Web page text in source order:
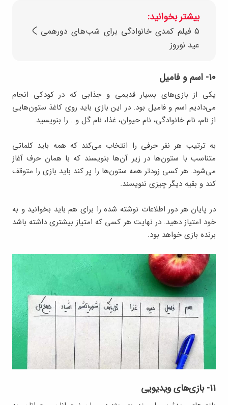
بیشتر بخوانید:
5 فیلم کمدی خانوادگی برای شب‌های دورهمی
عید نوروز
۱۰- اسم و فامیل
یکی از بازی‌های بسیار قدیمی و جذابی که در کودکی انجام
می‌دادیم اسم و فامیل بود. در این بازی باید روی کاغذ ستون‌هایی
از نام، نام خانوادگی، نام حیوان، غذا، نام گل و… را بنویسید.
به ترتیب هر نفر حرفی را انتخاب می‌کند که همه باید کلماتی
متناسب با ستون‌ها در زیر آن‌ها بنویسند که با همان حرف آغاز
می‌شود. هر کسی زودتر همه ستون‌ها را پر کند باید بازی را متوقف
کند و بقیه دیگر چیزی ننویسند.
در پایان هر دور اطلاعات نوشته شده را برای هم باید بخوانید و به
خود امتیاز ‌دهید. در نهایت هر کسی که امتیاز بیشتری داشته باشد
برنده بازی خواهد بود.
۱۱- بازی‌های ویدیویی